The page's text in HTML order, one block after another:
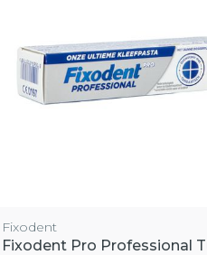
Fixodent
Fixodent Pro Professional